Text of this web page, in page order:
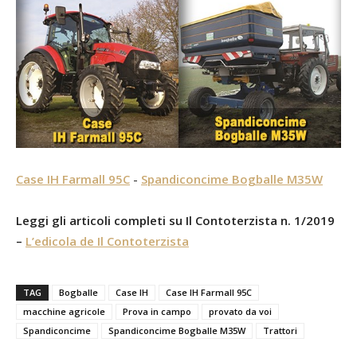
Case IH Farmall 95C - Spandiconcime Bogballe M35W
Leggi gli articoli completi su Il Contoterzista n. 1/2019
– L’edicola de Il Contoterzista
TAG Bogballe Case IH
Case IH Farmall 95C
macchine agricole
Prova in campo
provato da voi
Spandiconcime
Spandiconcime Bogballe M35W Trattori